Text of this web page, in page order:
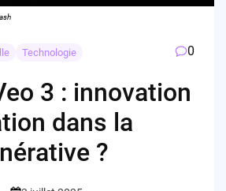
Technologie 0
3 : innovation
dans la
?